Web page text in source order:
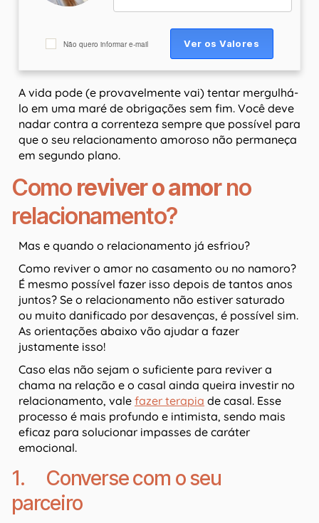
Não quero informar e-mail
A vida pode (e provavelmente vai) tentar mergulhá-
lo em uma maré de obrigações sem fim. Você deve
nadar contra a correnteza sempre que possível para
que o seu relacionamento amoroso não permaneça
em segundo plano.
Como reviver o amorno
relacionamento?
Mas e quando o relacionamento já esfriou?
Como reviver o amor no casamento ou no namoro?
É mesmo possível fazer isso depois de tantos anos
juntos? Se o relacionamento não estiver saturado
ou muito danificado por desavenças, é possível sim.
As orientações abaixo vão ajudar a fazer
justamente isso!
Caso elas não sejam o suficiente para reviver a
chama na relação e o casal ainda queira investir no
relacionamento, vale fazer terapia de casal. Esse
processo é mais profundo e intimista, sendo mais
eficaz para solucionar impasses de caráter
emocional.
1. Converse com o seu
parceiro